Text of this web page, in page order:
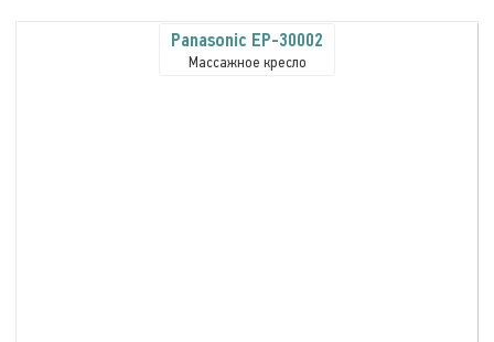
Panasonic EP-30002
Массажное кресло